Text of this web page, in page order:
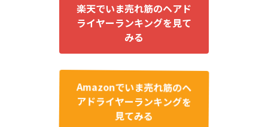
楽天でいま売れ筋のヘアド
ライヤーランキングを見て
みる
Amazonでいま売れ筋のヘ
アドライヤーランキングを
見てみる